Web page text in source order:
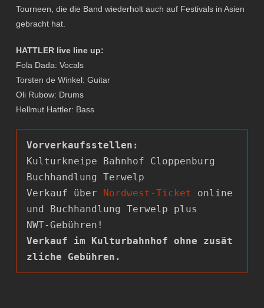
Tourneen, die die Band wiederholt auch auf Festivals in Asien
gebracht hat.
HATTLER live line up:
Fola Dada: Vocals
Torsten de Winkel: Guitar
Oli Rubow: Drums
Hellmut Hattler: Bass
Kulturkneipe Bahnhof Cloppenburg
Buchhandlung Terwelp
Verkauf über Nordwest-Ticket
online
und Buchhandlung Terwelp plus
Verkauf im Kulturbahnhof ohne zusät
zliche Gebühren.